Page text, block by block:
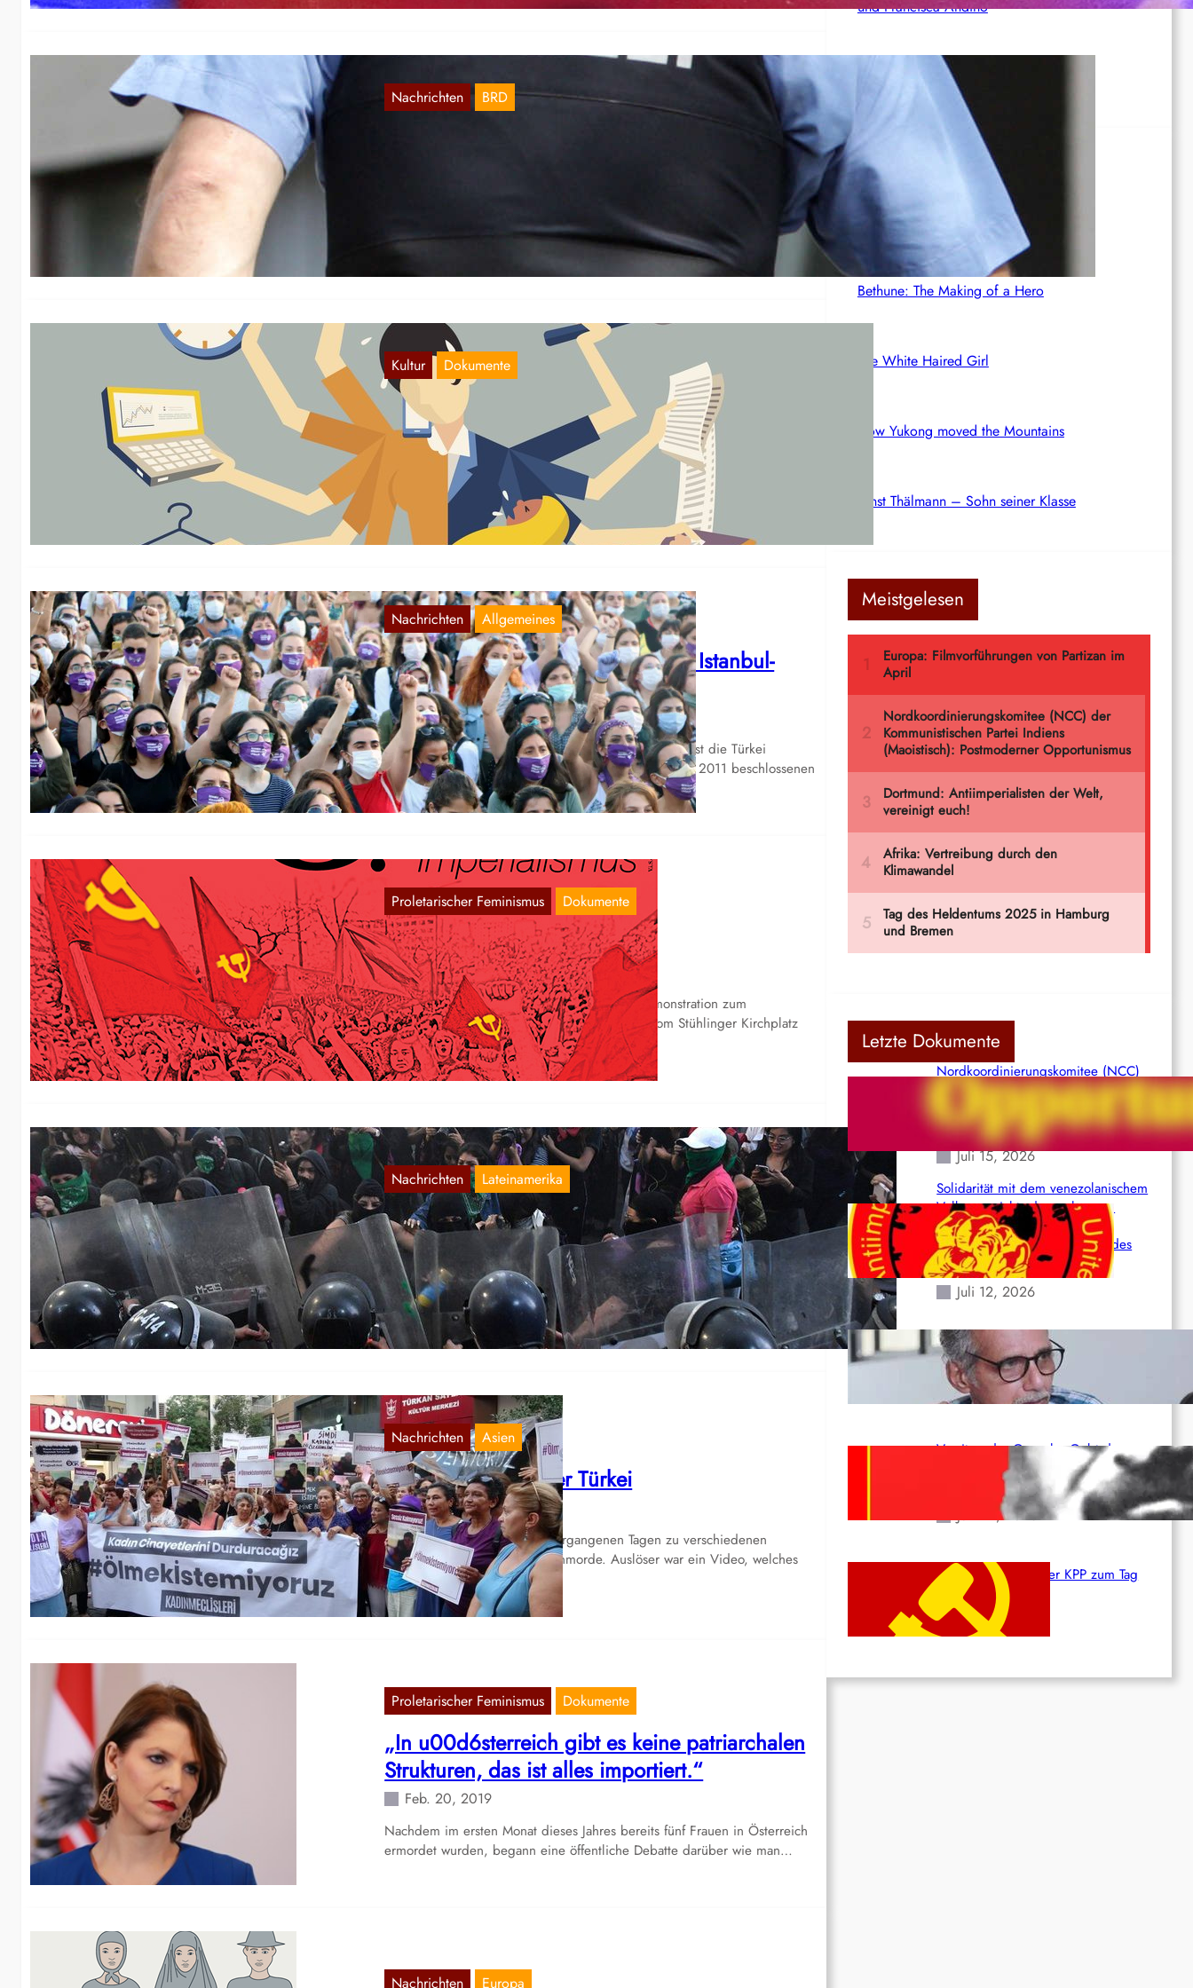
Nachrichten BRD
In Bremen soll ein 57-jähriger Kontaktpolizist während seines Dienstes
eine Frau auf „besonders erniedrigende Art und Weise“ vergewaltigt
haben. „Fassungslos“…
Kultur Dokumente
Aus der TV-Hölle: „Mama kann nicht kochen“
Juli 25, 2021
Das Kabel1 Format „Mama kann nicht kochen“ zeigt einmal mehr, dass das
patriarchale Geschlechterverhältnis in dieser Gesellschaft munter befeuert
wird.
Nachrichten Allgemeines
Türkei: Proteste gegen Austritt aus Istanbul-
Konvention
März 24, 2021
Wie seit längerem mehr oder weniger angekündigt, ist die Türkei
vergangene Woche aus der Istanbul-Konvention, dem 2011 beschlossenen
„Übereinkommen des…
Proletarischer Feminismus Dokumente
Der 8. März in Freiburg
März 10, 2021
In Freiburg fand wie jedes Jahr eine große Demonstration zum
internationalen Frauenkampftag statt, die sich vom Stühlinger Kirchplatz
über den…
Nachrichten Lateinamerika
MEXIKO: Kämpfe gegen das Patriarchat
März 5, 2020
Am 14.02 kam es während einer Demonstration gegen Frauenmorde in
Mexiko-Stadt zu entschlossenen Kämpfen gegen Staat und Patriarchat.
Nachrichten Asien
Frauen Morde in der Türkei
Sep. 2, 2019
In der Türkei kam es in den vergangenen Tagen zu verschiedenen
Demonstrationen gegen Frauenmorde. Auslöser war ein Video, welches
auf…
Proletarischer Feminismus Dokumente
„In u00d6sterreich gibt es keine patriarchalen
Strukturen, das ist alles importiert.“
Feb. 20, 2019
Nachdem im ersten Monat dieses Jahres bereits fünf Frauen in Österreich
ermordet wurden, begann eine öffentliche Debatte darüber wie man…
Nachrichten Europa
und Francisca Andino
Siedlerterror im Westjordanland
Rotdenker
The Red Detachment of Women
Bethune: The Making of a Hero
The White Haired Girl
How Yukong moved the Mountains
Ernst Thälmann – Sohn seiner Klasse
Meistgelesen
Letzte Dokumente
Nordkoordinierungskomitee (NCC)
der Kommunistischen Partei Indiens
(Maoistisch): Postmoderner
Opportunismus
Juli 15, 2026
Solidarität mit dem venezolanischem
Volk angesichts der verlorenen
Leben und der katastrophalen
Situation durch die Erdbeben des
24. Juni!
Juli 12, 2026
Indien: „Die Politik der Kapitulation“
von K. Murali (Ajith)
Juli 1, 2026
Vorsitzender Gonzalo: Gebt das
Leben für die Partei und die
Revolution!
Juni 19, 2026
Beschluss des ZK der KPP zum Tag
des Heldentums
Juni 19, 2026